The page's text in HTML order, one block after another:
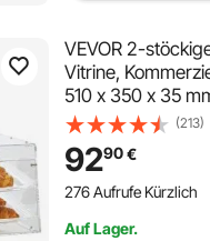
VEVOR 2-
Vitrine, Kommerzielle Tabletts
510 x 350 x 35
Vitrine, Acryl-
Zugang zur
abnehmbaren
Donut-Bagels,
(213)
9290€
276 Aufrufe Kürzlich
Auf Lager.